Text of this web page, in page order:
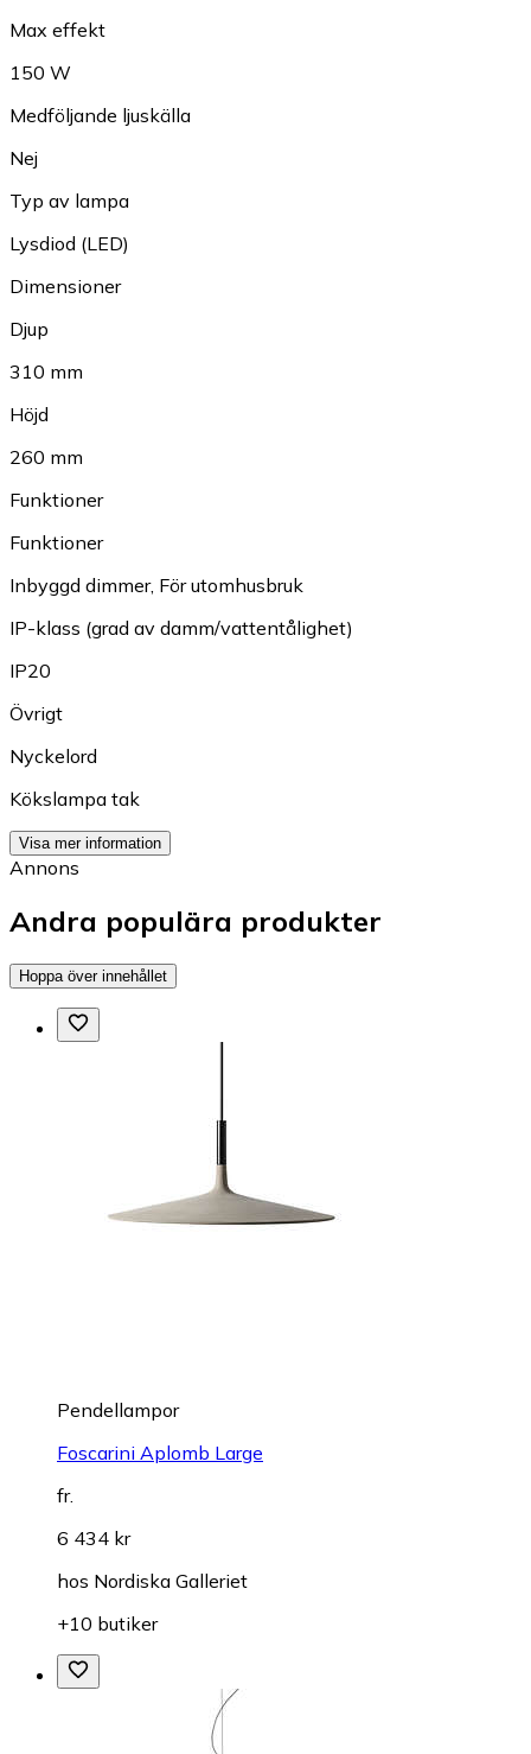
Max effekt
150 W
Medföljande ljuskälla
Nej
Typ av lampa
Lysdiod (LED)
Dimensioner
Djup
310 mm
Höjd
260 mm
Funktioner
Funktioner
Inbyggd dimmer, För utomhusbruk
IP-klass (grad av damm/vattentålighet)
IP20
Övrigt
Nyckelord
Kökslampa tak
Visa mer information
Annons
Andra populära produkter
Hoppa över innehållet
Pendellampor
Foscarini Aplomb Large
fr.
6 434 kr
hos Nordiska Galleriet
+10 butiker